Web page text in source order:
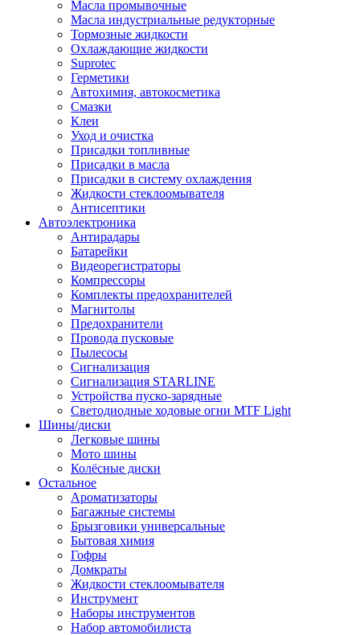
Масла промывочные
Масла индустриальные редукторные
Тормозные жидкости
Охлаждающие жидкости
Suprotec
Герметики
Автохимия, автокосметика
Смазки
Клеи
Уход и очистка
Присадки топливные
Присадки в масла
Присадки в систему охлаждения
Жидкости стеклоомывателя
Антисептики
Автоэлектроника
Антирадары
Батарейки
Видеорегистраторы
Компрессоры
Комплекты предохранителей
Магнитолы
Предохранители
Провода пусковые
Пылесосы
Сигнализация
Сигнализация STARLINE
Устройства пуско-зарядные
Светодиодные ходовые огни MTF Light
Шины/диски
Легковые шины
Мото шины
Колёсные диски
Остальное
Ароматизаторы
Багажные системы
Брызговики универсальные
Бытовая химия
Гофры
Домкраты
Жидкости стеклоомывателя
Инструмент
Наборы инструментов
Набор автомобилиста